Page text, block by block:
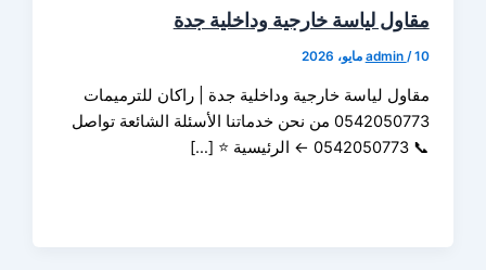
لياسة خارجية وداخلية جدة
لياسة خارجية وداخلية جدة | راكان للترميمات
0542050773 من نحن خدماتنا الأسئلة الشائعة تواصل